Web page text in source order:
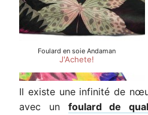
Il existe une infinité de
avec un foulard de